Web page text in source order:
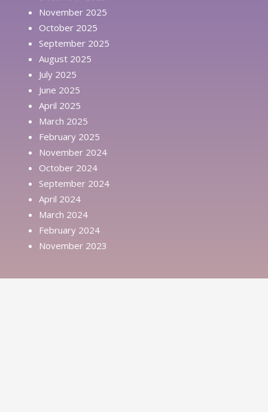
November 2025
October 2025
September 2025
August 2025
July 2025
June 2025
April 2025
March 2025
February 2025
November 2024
October 2024
September 2024
April 2024
March 2024
February 2024
November 2023